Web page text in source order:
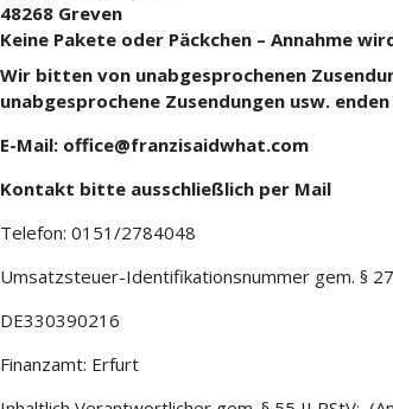
48268 Greven
Keine Pakete oder Päckchen – Annahme
Wir bitten von unabgesprochenen
unabgesprochene Zusendungen usw.
E-Mail: office@franzisaidwhat.com
Kontakt bitte ausschließlich per Mail
Telefon: 0151/2784048
Umsatzsteuer-Identifikationsnummer gem. §
DE330390216
Finanzamt: Erfurt